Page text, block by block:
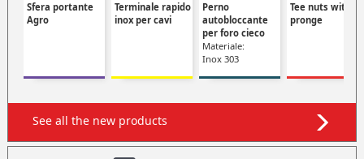
Sfera portante
Agro
Terminale rapido
inox per cavi
Perno
autobloccante
per foro cieco
Materiale:
Inox 303
Tee nuts with
pronge
See all the new products